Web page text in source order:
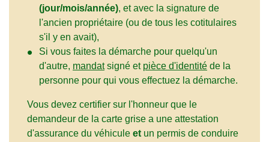
(jour/mois/année), et avec la signature de
l'ancien propriétaire (ou de tous les cotitulaires
s'il y en avait),
Si vous faites la démarche pour quelqu'un
d'autre, mandatsigné et pièce d'identité de la
personne pour qui vous effectuez la démarche.
Vous devez certifier sur l'honneur que le
demandeur de la carte grise a une attestation
d'assurance du véhicule et un permis de conduire